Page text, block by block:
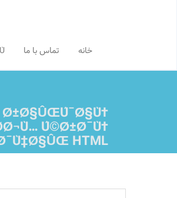
خانه تماس با ما
Ú©Ø±Ø¯Ù†
HTML